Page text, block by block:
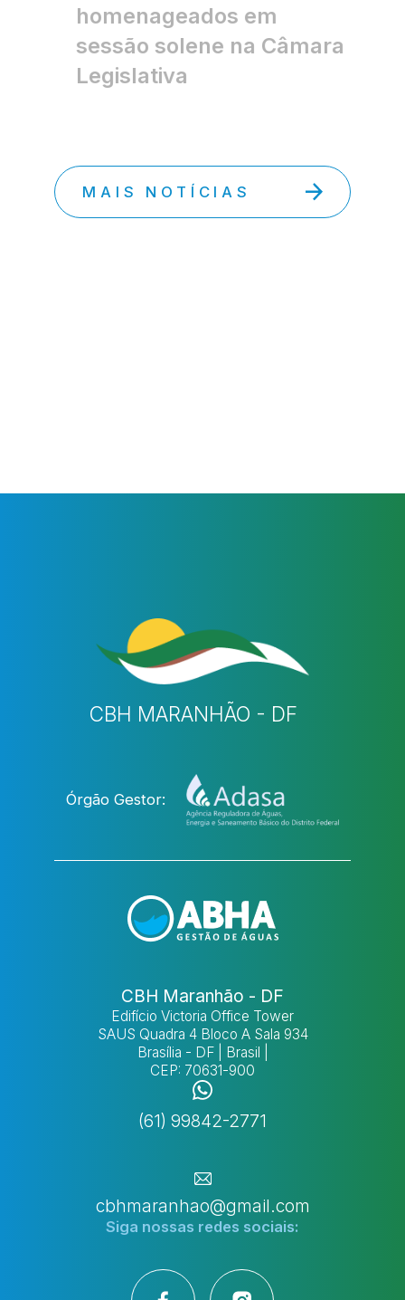
homenageados em
sessão solene na Câmara
Legislativa
MAIS NOTÍCIAS
CBH MARANHÃO - DF
Órgão Gestor:
CBH Maranhão - DF
Edifício Victoria Office Tower
SAUS Quadra 4 Bloco A Sala 934
Brasília - DF | Brasil |
CEP: 70631-900
(61) 99842-2771
cbhmaranhao@gmail.com
Siga nossas redes sociais: